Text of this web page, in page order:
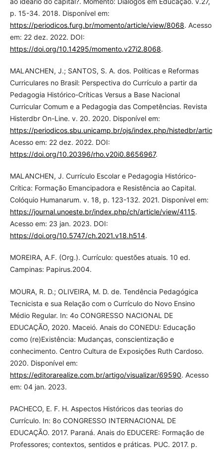
p. 15-34. 2018. Disponível em:
https://periodicos.furg.br/momento/article/view/8068. Acesso
em: 22 dez. 2022. DOI:
https://doi.org/10.14295/momento.v27i2.8068.
MALANCHEN, J.; SANTOS, S. A. dos. Políticas e Reformas
Curriculares no Brasil: Perspectiva do Currículo a partir da
Pedagogia Histórico-Críticas Versus a Base Nacional
Curricular Comum e a Pedagogia das Competências. Revista
Histerdbr On-Line. v. 20. 2020. Disponível em:
https://periodicos.sbu.unicamp.br/ojs/index.php/histedbr/
Acesso em: 22 dez. 2022. DOI:
https://doi.org/10.20396/rho.v20i0.8656967.
MALANCHEN, J. Currículo Escolar e Pedagogia Histórico-
Crítica: Formação Emancipadora e Resistência ao Capital.
Colóquio Humanarum. v. 18, p. 123-132. 2021. Disponível em:
https://journal.unoeste.br/index.php/ch/article/view/4115.
Acesso em: 23 jan. 2023. DOI:
https://doi.org/10.5747/ch.2021.v18.h514.
MOREIRA, A.F. (Org.). Currículo: questões atuais. 10 ed.
Campinas: Papirus.2004.
MOURA, R. D.; OLIVEIRA, M. D. de. Tendência Pedagógica
Tecnicista e sua Relação com o Currículo do Novo Ensino
Médio Regular. In: 4o CONGRESSO NACIONAL DE
EDUCAÇÃO, 2020. Maceió. Anais do CONEDU: Educação
como (re)Existência: Mudanças, conscientização e
conhecimento. Centro Cultura de Exposições Ruth Cardoso.
2020. Disponível em:
https://editorarealize.com.br/artigo/visualizar/69590. Acesso
em: 04 jan. 2023.
PACHECO, E. F. H. Aspectos Históricos das teorias do
Currículo. In: 8o CONGRESSO INTERNACIONAL DE
EDUCAÇÃO. 2017. Paraná. Anais do EDUCERE: Formação de
Professores; contextos, sentidos e práticas. PUC. 2017. p.